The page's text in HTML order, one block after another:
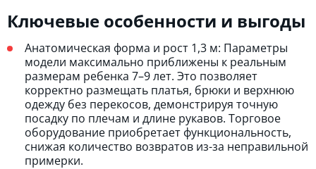
Ключевые особенности и выгоды
Анатомическая форма и рост 1,3 м: Параметры
модели максимально приближены к реальным
размерам ребенка 7–9 лет. Это позволяет
корректно размещать платья, брюки и верхнюю
одежду без перекосов, демонстрируя точную
посадку по плечам и длине рукавов. Торговое
оборудование приобретает функциональность,
снижая количество возвратов из-за неправильной
примерки.